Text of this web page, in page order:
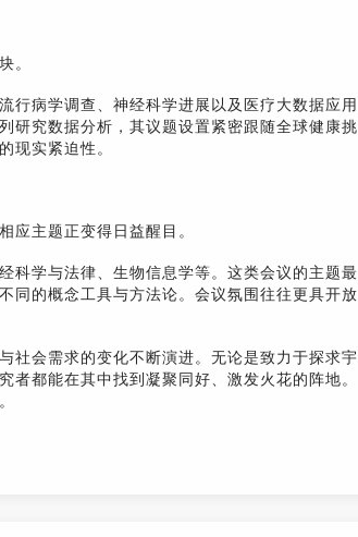
。
行病学调查、神经科学进展以及医疗大数据应用
研究数据分析，其议题设置紧密跟随全球健康挑
现实紧迫性。
应主题正变得日益醒目。
科学与法律、生物信息学等。这类会议的主题最
同的概念工具与方法论。会议氛围往往更具开放
社会需求的变化不断演进。无论是致力于探求宇
都能在其中找到凝聚同好、激发火花的阵地。